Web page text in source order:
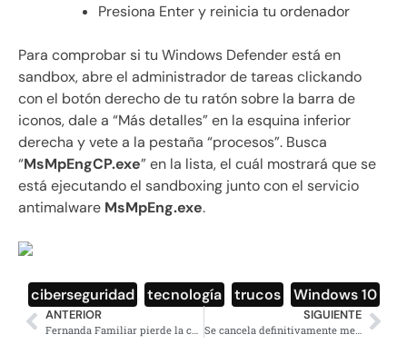
Presiona Enter y reinicia tu ordenador
Para comprobar si tu Windows Defender está en
sandbox, abre el administrador de tareas clickando
con el botón derecho de tu ratón sobre la barra de
iconos, dale a “Más detalles” en la esquina inferior
derecha y vete a la pestaña “procesos”. Busca
“MsMpEngCP.exe” en la lista, el cuál mostrará que se
está ejecutando el sandboxing junto con el servicio
antimalware MsMpEng.exe.
ciberseguridad tecnología trucos Windows 10
ANTERIOR SIGUIENTE
Se cancela definitivamente mega minería marina en Baja California Sur